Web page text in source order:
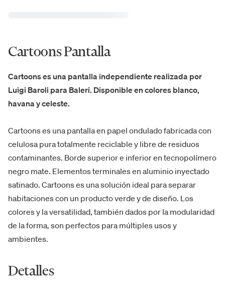
Cartoons Pantalla
Cartoons es una pantalla independiente realizada por
Luigi Baroli para Baleri. Disponible en colores blanco,
havana y celeste.
Cartoons es una pantalla en papel ondulado fabricada con
celulosa pura totalmente reciclable y libre de residuos
contaminantes. Borde superior e inferior en tecnopolímero
negro mate. Elementos terminales en aluminio inyectado
satinado. Cartoons es una solución ideal para separar
habitaciones con un producto verde y de diseño. Los
colores y la versatilidad, también dados por la modularidad
de la forma, son perfectos para múltiples usos y
ambientes.
Detalles